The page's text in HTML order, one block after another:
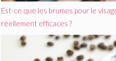
Est-ce que les brumes pour le
réellement efficaces ?